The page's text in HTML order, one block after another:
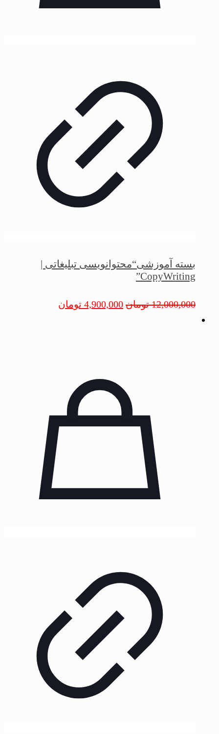
بسته آموزشی“محتوانویسی تبلیغاتی |
CopyWriting”
12,000,000 تومان 4,900,000 تومان